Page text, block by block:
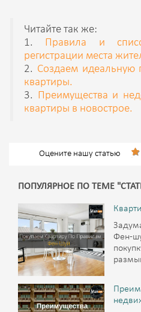
Читайте так же:
1. Правила и
регистрации места
2. Создаем идеальную
квартиры.
3. Преимущества и
квартиры в новострое.
Оцените нашу статью
ПОПУЛЯРНОЕ ПО ТЕМЕ
Фен-